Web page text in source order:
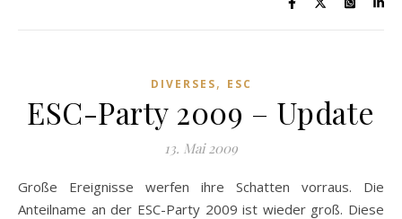
DIVERSES, ESC
ESC-Party 2009 – Update
13. Mai 2009
Große Ereignisse werfen ihre Schatten vorraus. Die
Anteilname an der ESC-Party 2009 ist wieder groß. Diese